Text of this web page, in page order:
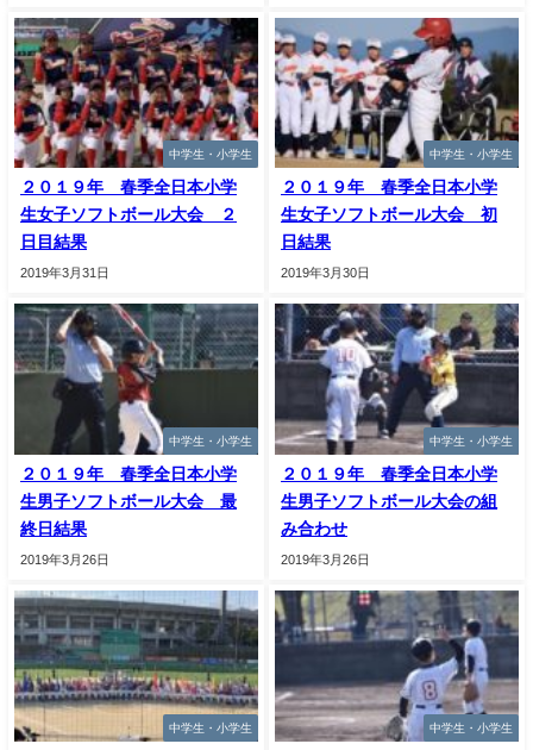
中学生・小学生
２０１９年 春季全日本小学
生女子ソフトボール大会 ２
日目結果
2019年3月31日
中学生・小学生
２０１９年 春季全日本小学
生女子ソフトボール大会 初
日結果
2019年3月30日
中学生・小学生
２０１９年 春季全日本小学
生男子ソフトボール大会 最
終日結果
2019年3月26日
中学生・小学生
２０１９年 春季全日本小学
生男子ソフトボール大会の組
み合わせ
2019年3月26日
中学生・小学生 中学生・小学生